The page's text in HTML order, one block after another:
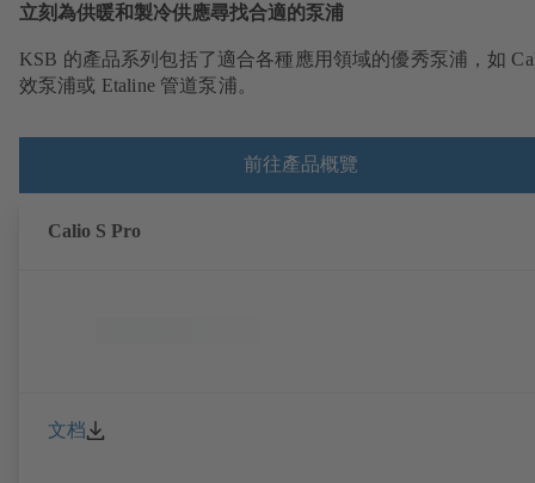
立刻為供暖和製冷供應尋找合適的泵浦
KSB 的產品系列包括了適合各種應用領域的優秀泵浦，如
效泵浦或 Etaline 管道泵浦。
前往產品概覽
Calio S Pro
文档